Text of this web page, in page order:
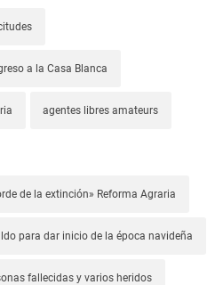
a la Casa Blanca
agentes libres amateurs
de la extinción» Reforma Agraria
para dar inicio de la época navideña
fallecidas y varios heridos